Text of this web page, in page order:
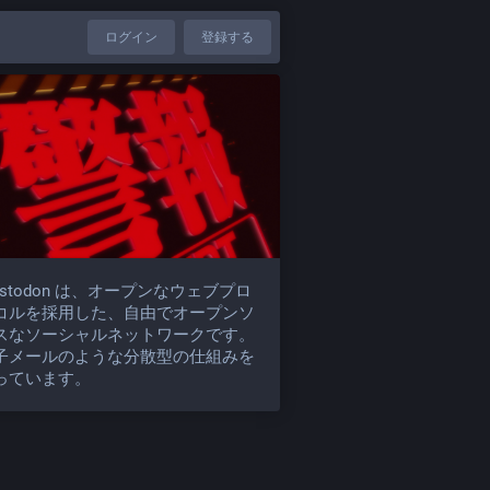
ログイン 登録する
は、オープンなウェブプロ
ルを採用した、自由でオープンソ
なソーシャルネットワークです。
メールのような分散型の仕組みを
ています。